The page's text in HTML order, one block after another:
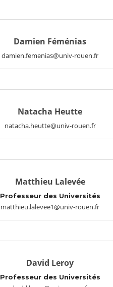
Damien Féménias
damien.femenias@univ-rouen.fr
Natacha Heutte
natacha.heutte@univ-rouen.fr
Matthieu Lalevée
Professeur des Universités
matthieu.lalevee1@univ-rouen.fr
David Leroy
Professeur des Universités